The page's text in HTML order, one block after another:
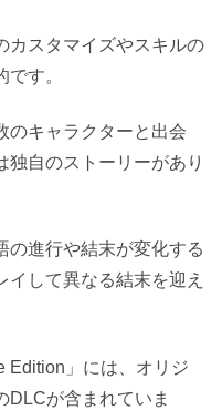
カスタマイズやスキルの
す。
のキャラクターと出会
独自のストーリーがあり
の進行や結末が変化する
して異なる結末を迎え
Edition」には、オリジ
DLCが含まれていま